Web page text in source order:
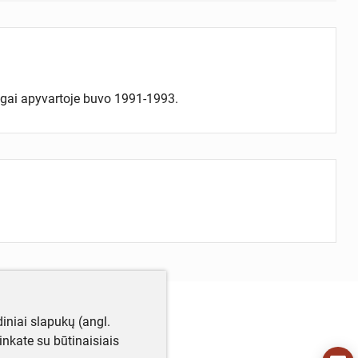
apyvartoje buvo 1991-1993.
slapukų (angl.
su būtinaisiais